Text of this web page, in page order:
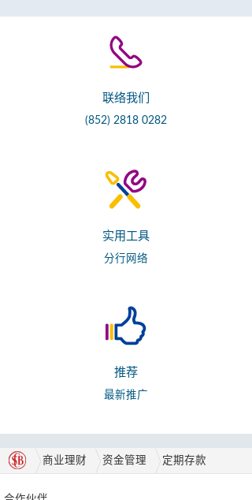
联络我们
(852) 2818 0282
实用工具
分行网络
推荐
最新推广
商业理财 资金管理 定期存款